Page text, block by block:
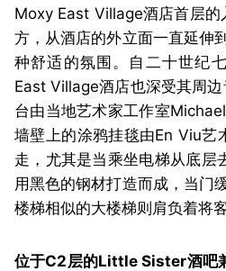
Moxy East Village酒店首层的
方，从酒店的外立面一直延伸
种舒适的氛围。自二十世纪
East Village酒店也深受其周
台由当地艺术家工作室
墙壁上的涂鸦挂毯由En Viu艺
走，尤其是当乘坐电梯从底层
用黑色的钢材打造而成，当门
楼梯相似的大楼梯则肩负着将
位于C2层的Little Sister酒吧